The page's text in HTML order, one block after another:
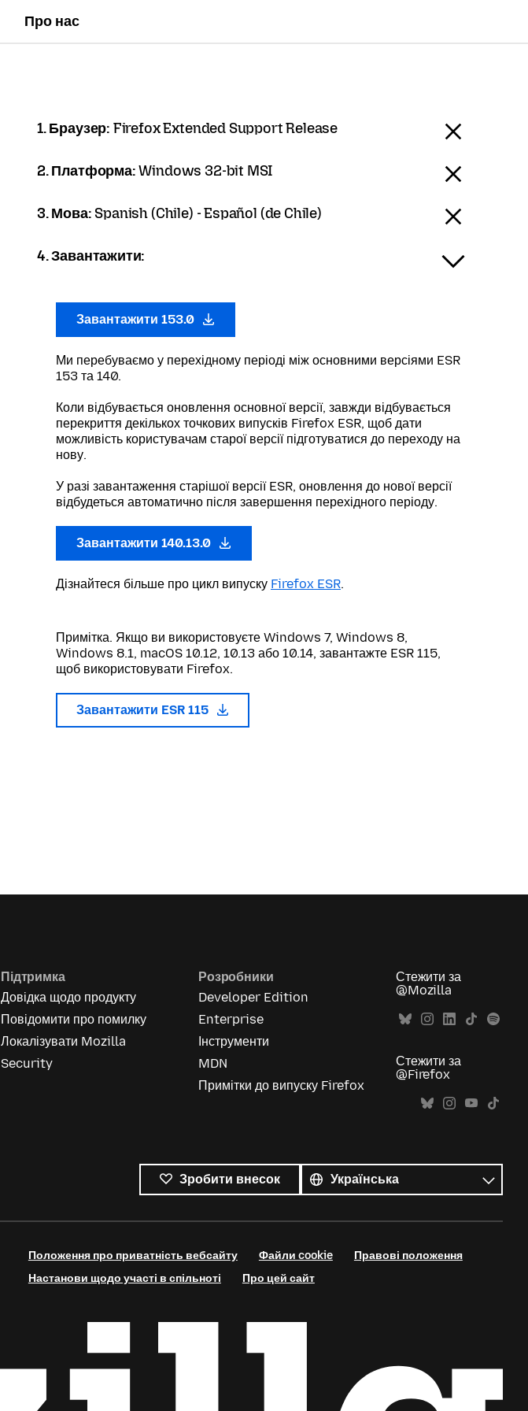
Про нас
1. Браузер: Firefox Extended Support Release
2. Платформа:Windows 32-bit MSI
3. Мова: Spanish (Chile) - Español (de Chile)
4. Завантажити:
Завантажити 153.0
Ми перебуваємо у перехідному періоді між основними версіями ESR
153 та 140.
Коли відбувається оновлення основної версії, завжди відбувається
перекриття декількох точкових випусків Firefox ESR, щоб дати
можливість користувачам старої версії підготуватися до переходу на
нову.
У разі завантаження старішої версії ESR, оновлення до нової версії
відбудеться автоматично після завершення перехідного періоду.
Завантажити 140.13.0
Дізнайтеся більше про цикл випуску Firefox ESR.
Примітка. Якщо ви використовуєте Windows 7, Windows 8,
Windows 8.1, macOS 10.12, 10.13 або 10.14, завантажте ESR 115,
щоб використовувати Firefox.
Завантажити ESR 115
Підтримка
Довідка щодо продукту
Повідомити про помилку
Локалізувати Mozilla
Security
Розробники
Developer Edition
Enterprise
Інструменти
MDN
Примітки до випуску Firefox
Стежити за
@Mozilla
Стежити за
@Firefox
Зробити внесок
мови
Мова
Положення про приватність вебсайту Файли cookie
Правові положення
Настанови щодо участі в спільноті
Про цей сайт